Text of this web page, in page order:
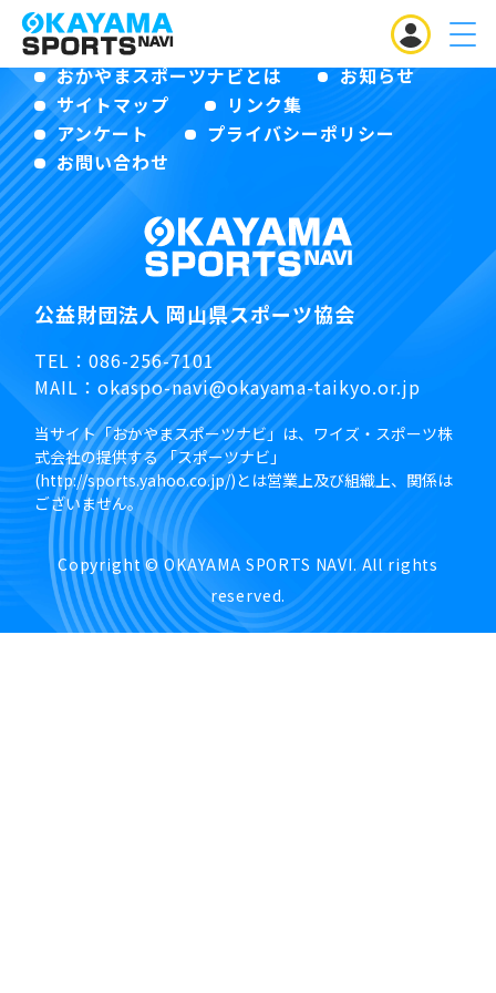
MENU
おかやまスポーツナビとは
お知らせ
サイトマップ
リンク集
アンケート
プライバシーポリシー
お問い合わせ
公益財団法人 岡山県スポーツ協会
TEL：086-256-7101
MAIL：okaspo-navi@okayama-taikyo.or.jp
当サイト「おかやまスポーツナビ」は、ワイズ・スポーツ株
式会社の提供する 「スポーツナビ」
(http://sports.yahoo.co.jp/)とは営業上及び組織上、関係は
ございません。
Copyright © OKAYAMA SPORTS NAVI. All rights
reserved.